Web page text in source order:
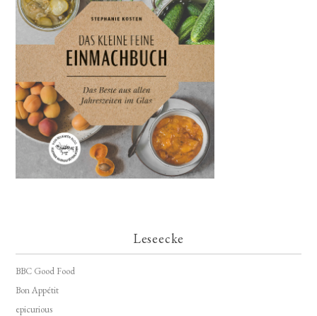
Leseecke
BBC Good Food
Bon Appétit
epicurious